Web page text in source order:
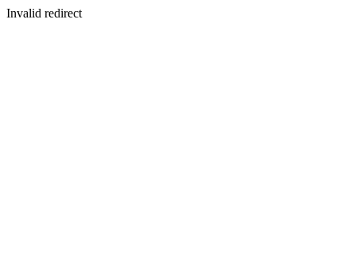
Invalid redirect